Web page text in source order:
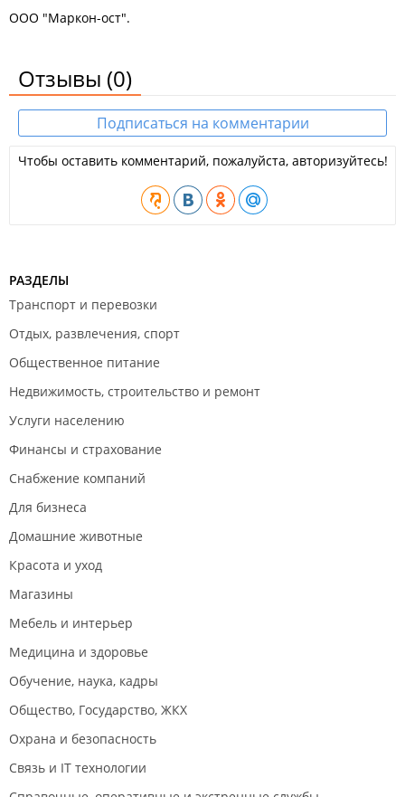
ООО "Маркон-ост".
Отзывы (0)
Подписаться на комментарии
Чтобы оставить комментарий, пожалуйста, авторизуйтесь!
РАЗДЕЛЫ
Транспорт и перевозки
Отдых, развлечения, спорт
Общественное питание
Недвижимость, строительство и ремонт
Услуги населению
Финансы и страхование
Снабжение компаний
Для бизнеса
Домашние животные
Красота и уход
Магазины
Мебель и интерьер
Медицина и здоровье
Обучение, наука, кадры
Общество, Государство, ЖКХ
Охрана и безопасность
Связь и IT технологии